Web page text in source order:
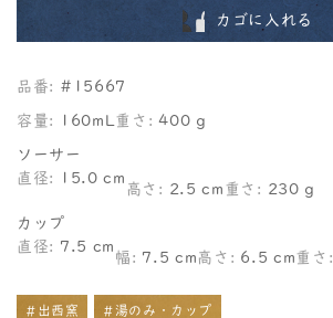
カゴに入れる
品番: #15667
容量: 160mL 重さ:400 g
ソーサー
直径:
15.0 cm
高さ: 2.5 cm 重さ: 230 g
カップ
直径: 7.5 cm
幅: 7.5 cm 高さ: 6.5 cm重さ:
#出西窯 #湯のみ・カップ